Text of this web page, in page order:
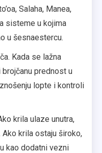
Salaha, Manea,
sisteme u kojima
u šesnaestercu.
Kada se lažna
prednost u
lopte i kontroli
krila ulaze unutra,
krila ostaju široko,
kao dodatni vezni